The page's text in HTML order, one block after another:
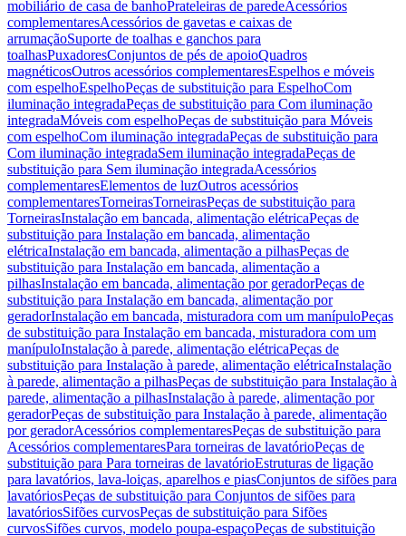
mobiliário de casa de banhoPrateleiras de paredeAcessórios
complementaresAcessórios de gavetas e caixas de
arrumaçãoSuporte de toalhas e ganchos para
toalhasPuxadoresConjuntos de pés de apoioQuadros
magnéticosOutros acessórios complementaresEspelhos e móveis
com espelhoEspelhoPeças de substituição para EspelhoCom
iluminação integradaPeças de substituição para Com iluminação
integradaMóveis com espelhoPeças de substituição para Móveis
com espelhoCom iluminação integradaPeças de substituição para
Com iluminação integradaSem iluminação integradaPeças de
substituição para Sem iluminação integradaAcessórios
complementaresElementos de luzOutros acessórios
complementaresTorneirasTorneirasPeças de substituição para
TorneirasInstalação em bancada, alimentação elétricaPeças de
substituição para Instalação em bancada, alimentação
elétricaInstalação em bancada, alimentação a pilhasPeças de
substituição para Instalação em bancada, alimentação a
pilhasInstalação em bancada, alimentação por geradorPeças de
substituição para Instalação em bancada, alimentação por
geradorInstalação em bancada, misturadora com um manípuloPeças
de substituição para Instalação em bancada, misturadora com um
manípuloInstalação à parede, alimentação elétricaPeças de
substituição para Instalação à parede, alimentação elétricaInstalação
à parede, alimentação a pilhasPeças de substituição para Instalação à
parede, alimentação a pilhasInstalação à parede, alimentação por
geradorPeças de substituição para Instalação à parede, alimentação
por geradorAcessórios complementaresPeças de substituição para
Acessórios complementaresPara torneiras de lavatórioPeças de
substituição para Para torneiras de lavatórioEstruturas de ligação
para lavatórios, lava-loiças, aparelhos e piasConjuntos de sifões para
lavatóriosPeças de substituição para Conjuntos de sifões para
lavatóriosSifões curvosPeças de substituição para Sifões
curvosSifões curvos, modelo poupa-espaçoPeças de substituição